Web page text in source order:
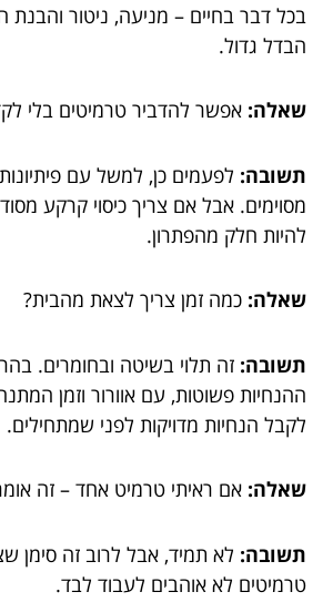
בכל דבר בחיים – מניעה, ניטור והבנת
הבדל גדול.
שאלה: אפשר להדביר טרמיטים בלי
תשובה: לפעמים כן, למשל עם
מסוימים. אבל אם צריך כיסוי קרקע
להיות חלק מהפתרון.
שאלה: כמה זמן צריך לצאת מהבית?
תשובה: זה תלוי בשיטה ובחומרים.
ההנחיות פשוטות, עם אוורור וזמן
לקבל הנחיות מדויקות לפני שמתחילים.
שאלה: אם ראיתי טרמיט אחד – זה
תשובה: לא תמיד, אבל לרוב זה סימן
טרמיטים לא אוהבים לעבוד לבד.